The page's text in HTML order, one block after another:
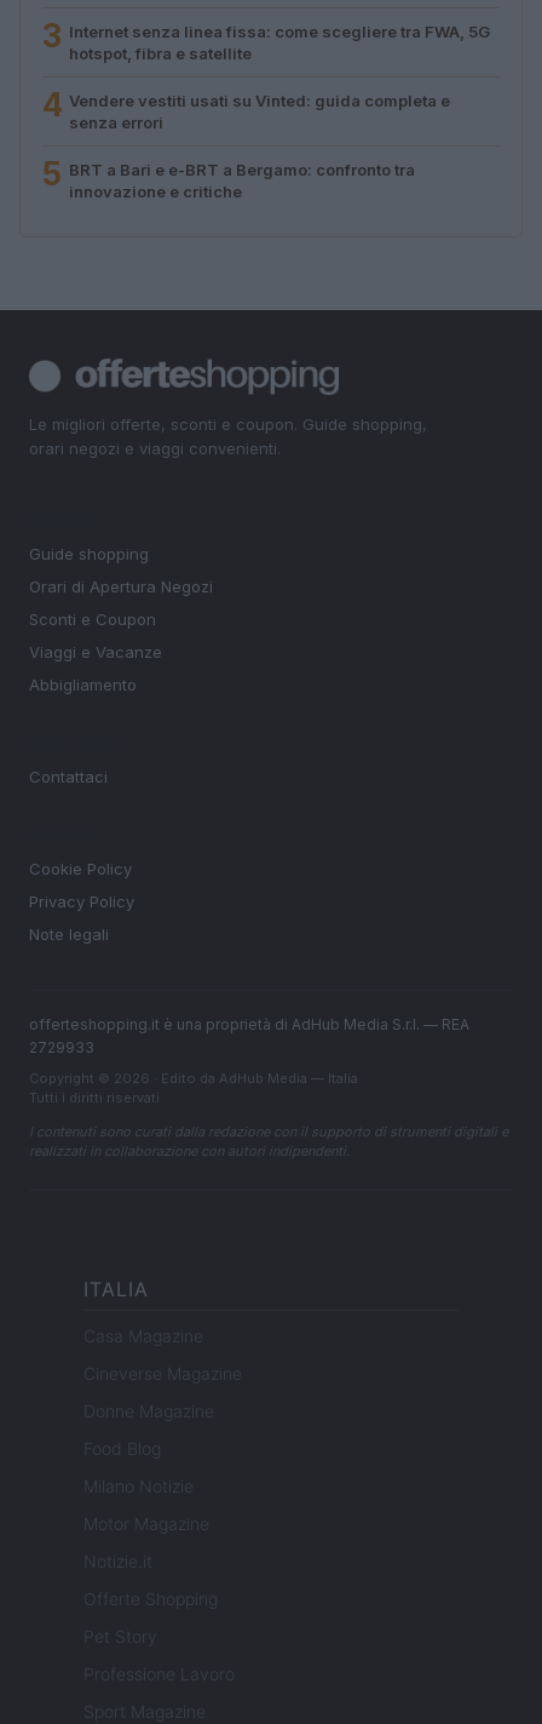
3 Internet senza linea fissa: come scegliere tra FWA, 5G
hotspot, fibra e satellite
4 Vendere vestiti usati su Vinted: guida completa e
senza errori
5 BRT a Bari e e-BRT a Bergamo: confronto tra
innovazione e critiche
Le migliori offerte, sconti e coupon. Guide shopping,
orari negozi e viaggi convenienti.
Guide shopping
Orari di Apertura Negozi
Sconti e Coupon
Viaggi e Vacanze
Abbigliamento
Contattaci
Cookie Policy
Privacy Policy
Note legali
offerteshopping.it è una proprietà di AdHub Media S.r.l. — REA
2729933
Copyright © 2026 · Edito da AdHub Media — Italia
Tutti i diritti riservati
I contenuti sono curati dalla redazione con il supporto di strumenti digitali e
realizzati in collaborazione con autori indipendenti.
ITALIA
Casa Magazine
Cineverse Magazine
Donne Magazine
Food Blog
Milano Notizie
Motor Magazine
Notizie.it
Offerte Shopping
Pet Story
Professione Lavoro
Sport Magazine